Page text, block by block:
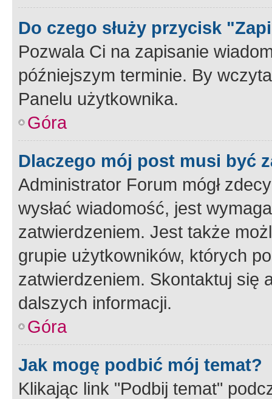
Do czego służy przycisk
Pozwala Ci na zapisanie
późniejszym terminie. By
Panelu użytkownika.
Góra
Dlaczego mój post musi być
Administrator Forum mógł
wysłać wiadomość, jest
zatwierdzeniem. Jest także
grupie użytkowników, których
zatwierdzeniem. Skontaktuj się
dalszych informacji.
Góra
Jak mogę podbić mój temat?
Klikając link "Podbij temat"